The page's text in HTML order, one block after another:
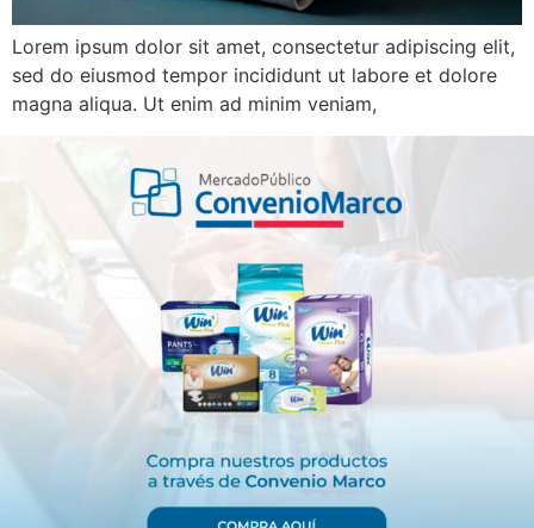
Lorem ipsum dolor sit amet, consectetur adipiscing elit,
sed do eiusmod tempor incididunt ut labore et dolore
magna aliqua. Ut enim ad minim veniam,